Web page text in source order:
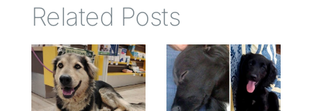
Related Posts